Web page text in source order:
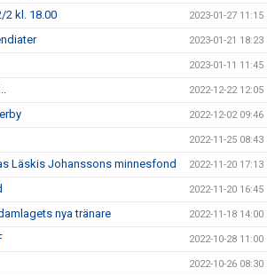
2 kl. 18.00 2023-01-27 11:15
2023-01-21 18:23
2023-01-11 11:45
2022-12-22 12:05
2022-12-02 09:46
2022-11-25 08:43
Läskis Johanssons minnesfond 2022-11-20 17:13
2022-11-20 16:45
nya tränare 2022-11-18 14:00
2022-10-28 11:00
2022-10-26 08:30